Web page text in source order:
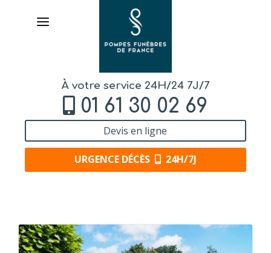
À votre service 24H/24 7J/7
01 61 30 02 69
Devis en ligne
URGENCE DÉCÈS 24H/7J
ORGANISER DES OBSÈQUES